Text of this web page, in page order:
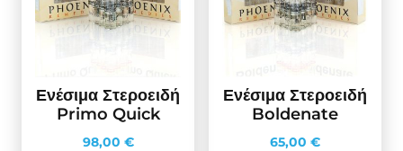
Ενέσιμα Στεροειδή
Primo Quick
98,00 €
Ενέσιμα Στεροειδή
Boldenate
65,00 €